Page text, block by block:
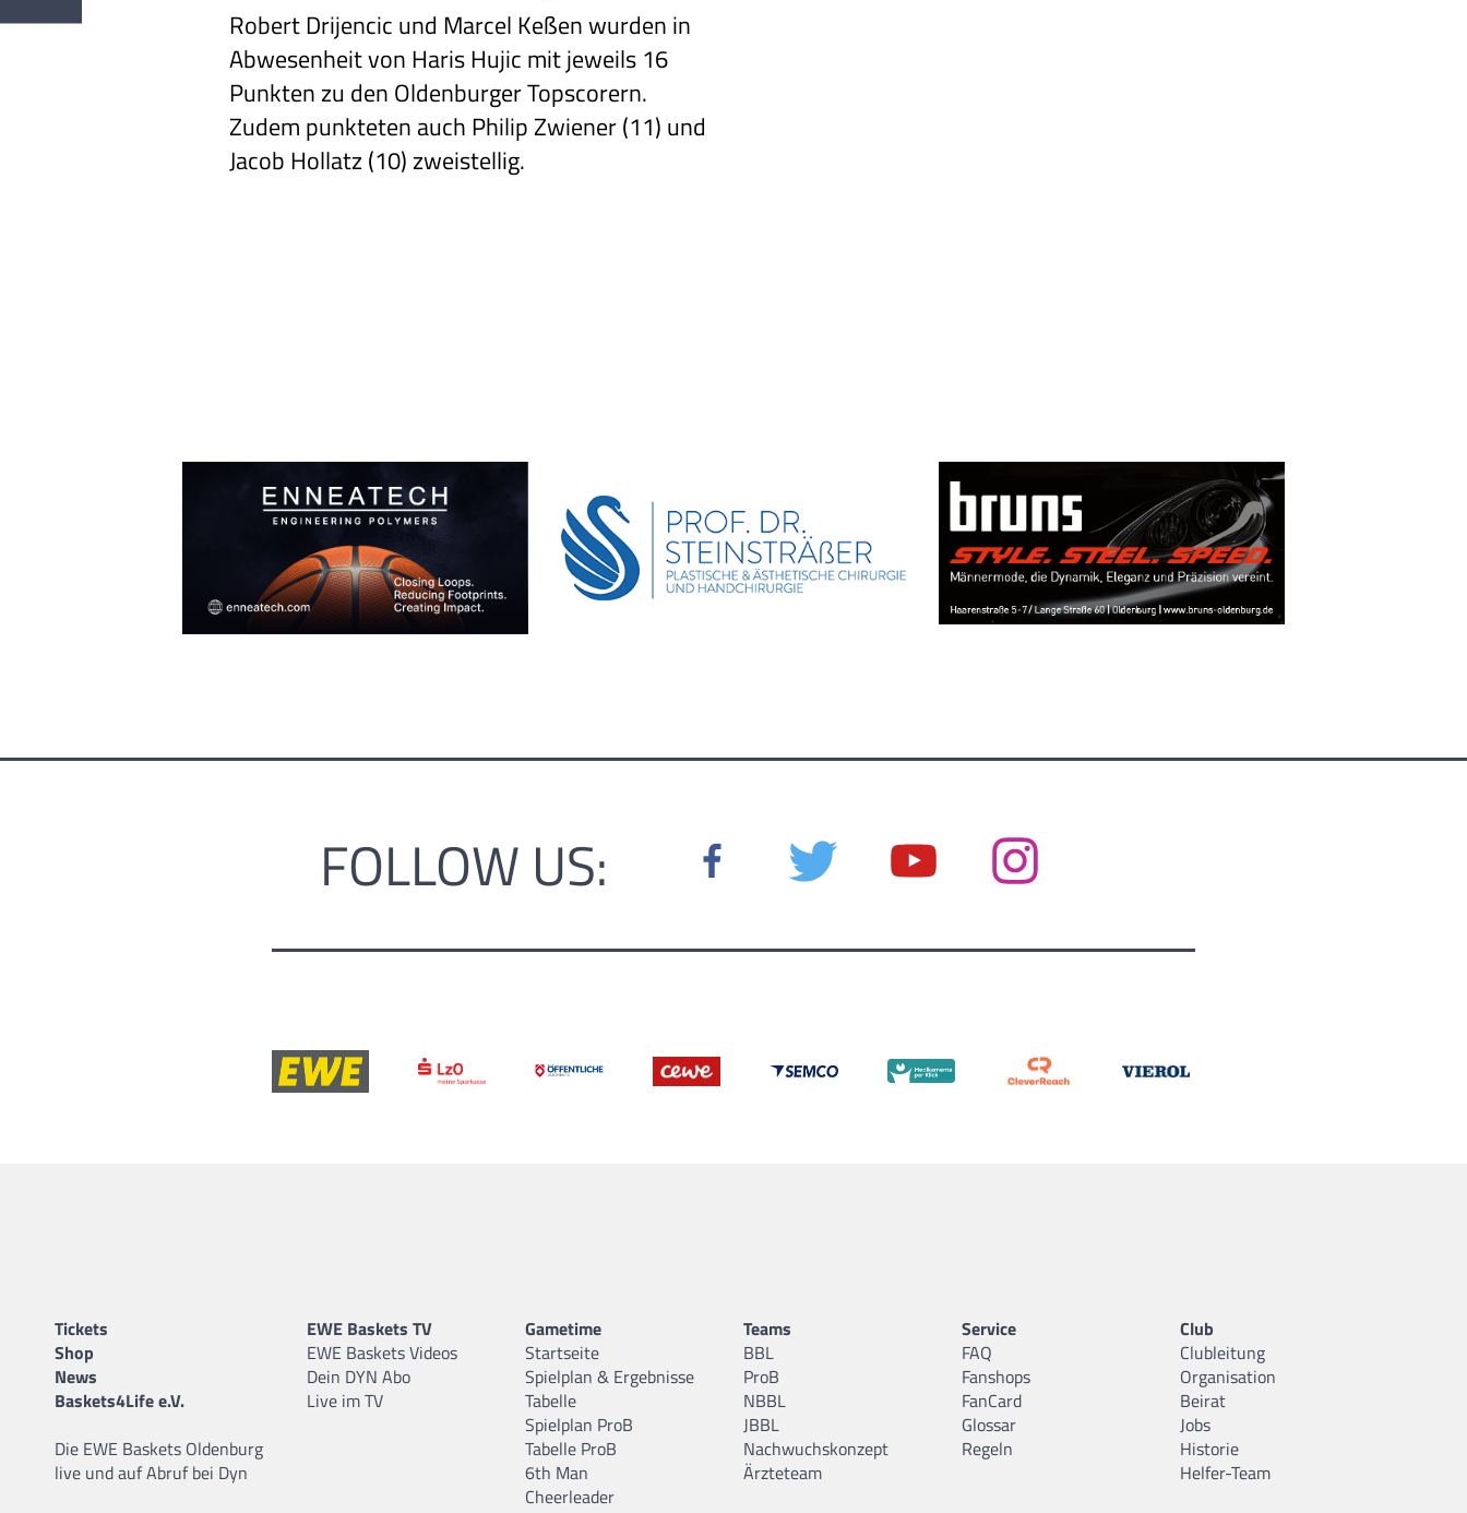
Robert Drijencic und Marcel Keßen wurden in
Abwesenheit von Haris Hujic mit jeweils 16
Punkten zu den Oldenburger Topscorern.
Zudem punkteten auch Philip Zwiener (11) und
Jacob Hollatz (10) zweistellig.
FOLLOW US:
Tickets
Shop
News
Baskets4Life e.V.
Die EWE Baskets Oldenburg
live und auf Abruf bei Dyn
EWE Baskets TV
EWE Baskets Videos
Dein DYN Abo
Live im TV
Gametime
Startseite
Spielplan & Ergebnisse
Tabelle
Spielplan ProB
Tabelle ProB
6th Man
Cheerleader
Teams
BBL
ProB
NBBL
JBBL
Nachwuchskonzept
Ärzteteam
Service
FAQ
Fanshops
FanCard
Glossar
Regeln
Club
Clubleitung
Organisation
Beirat
Jobs
Historie
Helfer-Team